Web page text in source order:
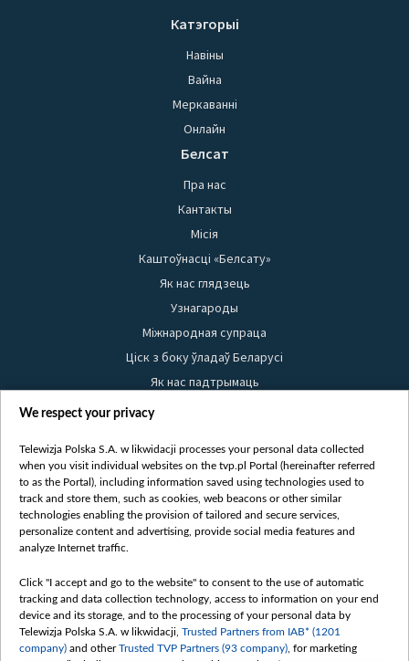
Катэгорыі
Навіны
Вайна
Меркаванні
Онлайн
Белсат
Пра нас
Кантакты
Місія
Каштоўнасці «Белсату»
Як нас глядзець
Узнагароды
Міжнародная супраца
Ціск з боку ўладаў Беларусі
Як нас падтрымаць
Правілы выкарыстання матэрыялаў
Бяспека
Youtube
Белсат news
Белсат Shorts
Жэстачайшы мульт
Belsat English
Biełsat PL
We respect your privacy
Telewizja Polska S.A. w likwidacji processes your personal data collected
when you visit individual websites on the tvp.pl Portal (hereinafter referred
to as the Portal), including information saved using technologies used to
track and store them, such as cookies, web beacons or other similar
technologies enabling the provision of tailored and secure services,
personalize content and advertising, provide social media features and
analyze Internet traffic.
Click "I accept and go to the website" to consent to the use of automatic
tracking and data collection technology, access to information on your end
device and its storage, and to the processing of your personal data by
Telewizja Polska S.A. w likwidacji, Trusted Partners from IAB* (1201
company) and otherTrusted TVP Partners (93 company) , for marketing